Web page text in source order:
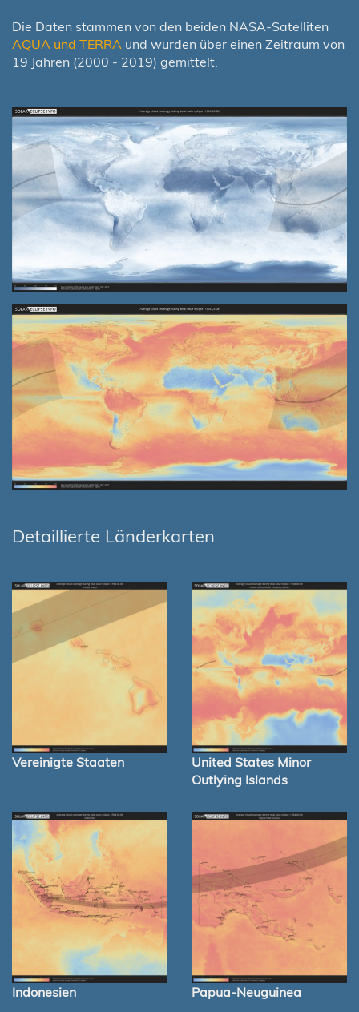
Die Daten stammen von den beiden NASA-Satelliten
AQUA und TERRA und wurden über einen Zeitraum von
19 Jahren (2000 - 2019) gemittelt.
Detaillierte Länderkarten
Vereinigte Staaten
United States Minor
Outlying Islands
Indonesien Papua-Neuguinea